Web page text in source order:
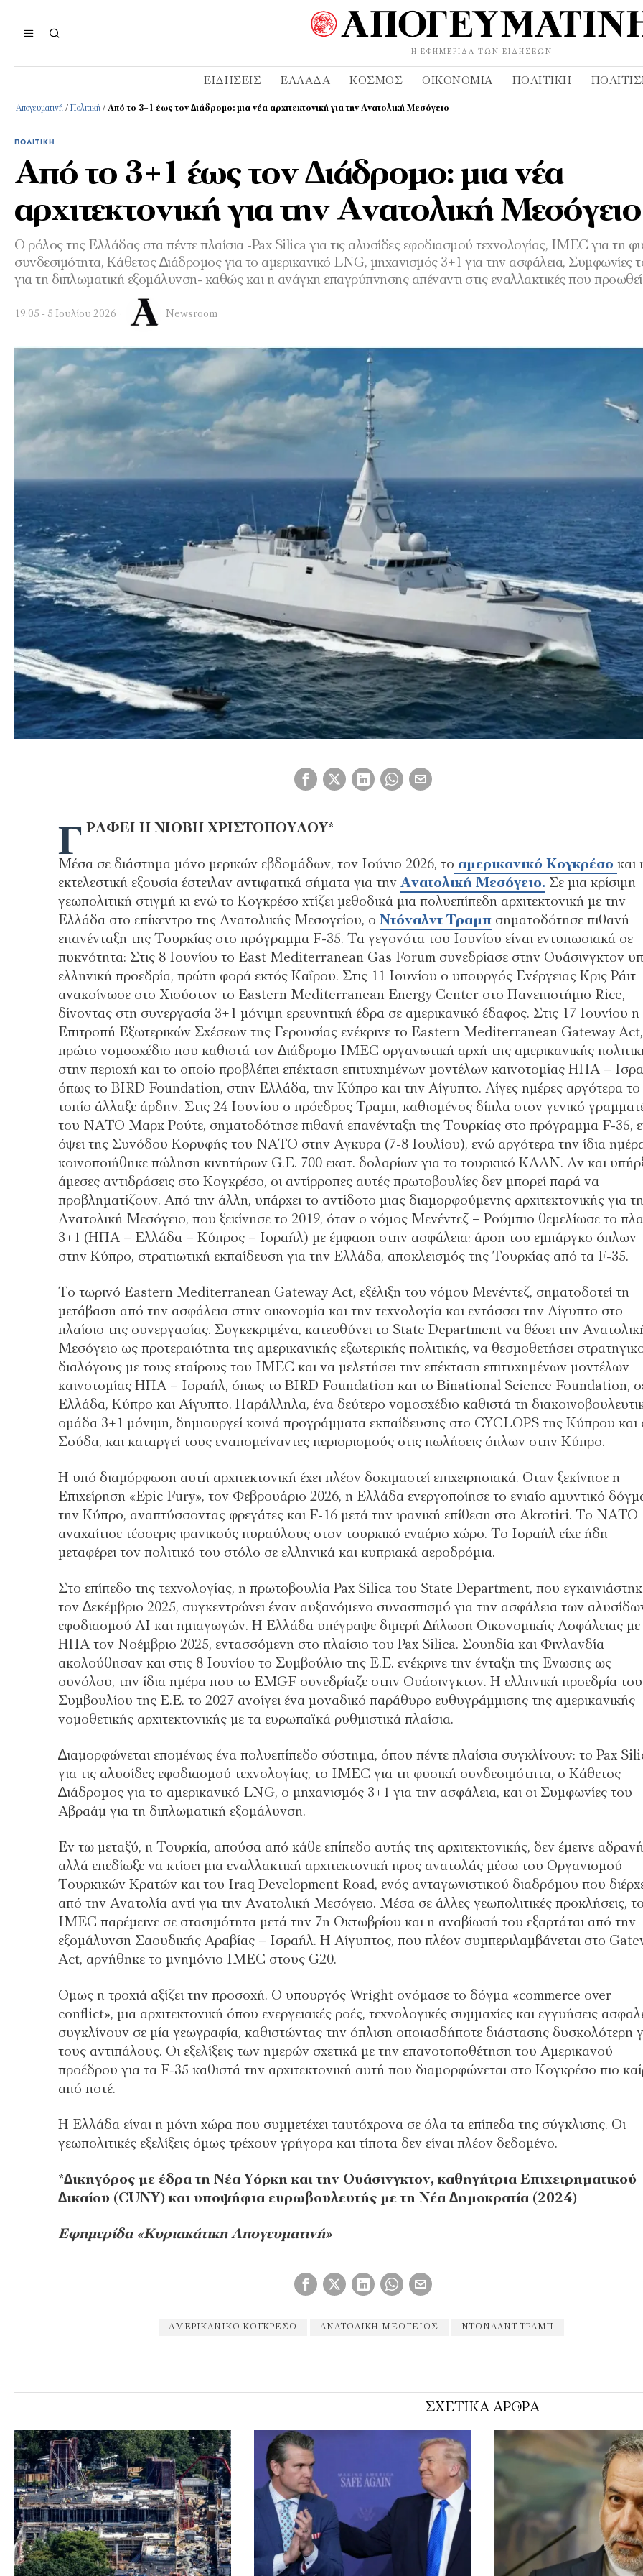
Η ΕΦΗΜΕΡΊΔΑ ΤΩΝ ΕΙΔΉΣΕΩΝ
ΕΙΔΉΣΕΙΣ ΕΛΛΆΔΑ ΚΌΣΜΟΣ ΟΙΚΟΝΟΜΊΑ ΠΟΛΙΤΙΚΉ
Απογευματινή / Πολιτική / Από το 3+1 έως τον ∆ιάδροµο: µια νέα αρχιτεκτονική για την Ανατολική Μεσόγειο
ΠΟΛΙΤΙΚΉ
Από το 3+1 έως τον ∆ιάδροµο: µια νέα
αρχιτεκτονική για την Ανατολική Μεσόγειο
Ο ρόλος της Ελλάδας στα πέντε πλαίσια -Pax Silica για τις αλυσίδες εφοδιασµού τεχνολογίας, IMEC για τη
συνδεσιµότητα, Κάθετος ∆ιάδροµος για το αµερικανικό LNG, µηχανισµός 3+1 για την ασφάλεια, Συµφωνίες
για τη διπλωµατική εξοµάλυνση- καθώς και η ανάγκη επαγρύπνησης απέναντι στις εναλλακτικές που
19:05 - 5 Ιουλίου 2026 Newsroom
Γ ΡΑΦΕΙ H ΝΙΟΒΗ ΧΡΙΣΤΟΠΟΥΛΟΥ*
Μέσα σε διάστηµα µόνο µερικών εβδοµάδων, τον Ιούνιο 2026, το αµερικανικό Κογκρέσο και
εκτελεστική εξουσία έστειλαν αντιφατικά σήµατα για την Ανατολική Μεσόγειο. Σε µια κρίσιµη
γεωπολιτική στιγµή κι ενώ το Κογκρέσο χτίζει µεθοδικά µια πολυεπίπεδη αρχιτεκτονική µε την
Ελλάδα στο επίκεντρο της Ανατολικής Μεσογείου, ο Ντόναλντ Τραµπσηµατοδότησε πιθανή
επανένταξη της Τουρκίας στο πρόγραµµα F-35. Τα γεγονότα του Ιουνίου είναι εντυπωσιακά σε
πυκνότητα: Στις 8 Ιουνίου το East Mediterranean Gas Forum συνεδρίασε στην Ουάσινγκτον
ελληνική προεδρία, πρώτη φορά εκτός Καΐρου. Στις 11 Ιουνίου ο υπουργός Ενέργειας Κρις Ράιτ
ανακοίνωσε στο Χιούστον το Eastern Mediterranean Energy Center στο Πανεπιστήµιο Rice,
δίνοντας στη συνεργασία 3+1 µόνιµη ερευνητική έδρα σε αµερικανικό έδαφος. Στις 17 Ιουνίου η
Επιτροπή Εξωτερικών Σχέσεων της Γερουσίας ενέκρινε το Eastern Mediterranean Gateway
πρώτο νοµοσχέδιο που καθιστά τον ∆ιάδροµο IMEC οργανωτική αρχή της αµερικανικής
στην περιοχή και το οποίο προβλέπει επέκταση επιτυχηµένων µοντέλων καινοτοµίας ΗΠΑ –
όπως το BIRD Foundation, στην Ελλάδα, την Κύπρο και την Αίγυπτο. Λίγες ηµέρες αργότερα το
τοπίο άλλαξε άρδην. Στις 24 Ιουνίου ο πρόεδρος Τραµπ, καθισµένος δίπλα στον γενικό
του ΝΑΤΟ Μαρκ Ρούτε, σηµατοδότησε πιθανή επανένταξη της Τουρκίας στο πρόγραµµα F-35,
όψει της Συνόδου Κορυφής του ΝΑΤΟ στην Αγκυρα (7-8 Ιουλίου), ενώ αργότερα την ίδια
κοινοποιήθηκε πώληση κινητήρων G.E. 700 εκατ. δολαρίων για το τουρκικό KAAN. Αν και
άµεσες αντιδράσεις στο Κογκρέσο, οι αντίρροπες αυτές πρωτοβουλίες δεν µπορεί παρά να
προβληµατίζουν. Από την άλλη, υπάρχει το αντίδοτο µιας διαµορφούµενης αρχιτεκτονικής για
Ανατολική Μεσόγειο, που ξεκίνησε το 2019, όταν ο νόµος Μενέντεζ – Ρούµπιο θεµελίωσε το
3+1 (ΗΠΑ – Ελλάδα – Κύπρος – Ισραήλ) µε έµφαση στην ασφάλεια: άρση του εµπάργκο όπλων
στην Κύπρο, στρατιωτική εκπαίδευση για την Ελλάδα, αποκλεισµός της Τουρκίας από τα F-35.
Το τωρινό Eastern Mediterranean Gateway Act, εξέλιξη του νόµου Μενέντεζ, σηµατοδοτεί τη
µετάβαση από την ασφάλεια στην οικονοµία και την τεχνολογία και εντάσσει την Αίγυπτο στο
πλαίσιο της συνεργασίας. Συγκεκριµένα, κατευθύνει το State Department να θέσει την
Μεσόγειο ως προτεραιότητα της αµερικανικής εξωτερικής πολιτικής, να θεσµοθετήσει
διαλόγους µε τους εταίρους του IMEC και να µελετήσει την επέκταση επιτυχηµένων µοντέλων
καινοτοµίας ΗΠΑ – Ισραήλ, όπως το BIRD Foundation και το Binational Science Foundation,
Ελλάδα, Κύπρο και Αίγυπτο. Παράλληλα, ένα δεύτερο νοµοσχέδιο καθιστά τη
οµάδα 3+1 µόνιµη, δηµιουργεί κοινά προγράµµατα εκπαίδευσης στο CYCLOPS της Κύπρου και
Σούδα, και καταργεί τους εναποµείναντες περιορισµούς στις πωλήσεις όπλων στην Κύπρο.
Η υπό διαµόρφωση αυτή αρχιτεκτονική έχει πλέον δοκιµαστεί επιχειρησιακά. Οταν ξεκίνησε η
Επιχείρηση «Epic Fury», τον Φεβρουάριο 2026, η Ελλάδα ενεργοποίησε το ενιαίο αµυντικό
την Κύπρο, αναπτύσσοντας φρεγάτες και F-16 µετά την ιρανική επίθεση στο Akrotiri. Το ΝΑΤΟ
αναχαίτισε τέσσερις ιρανικούς πυραύλους στον τουρκικό εναέριο χώρο. Το Ισραήλ είχε ήδη
µεταφέρει τον πολιτικό του στόλο σε ελληνικά και κυπριακά αεροδρόµια.
Στο επίπεδο της τεχνολογίας, η πρωτοβουλία Pax Silica του State Department, που
τον ∆εκέµβριο 2025, συγκεντρώνει έναν αυξανόµενο συνασπισµό για την ασφάλεια των
εφοδιασµού AI και ηµιαγωγών. Η Ελλάδα υπέγραψε διµερή ∆ήλωση Οικονοµικής Ασφάλειας µε
ΗΠΑ τον Νοέµβριο 2025, εντασσόµενη στο πλαίσιο του Pax Silica. Σουηδία και Φινλανδία
ακολούθησαν και στις 8 Ιουνίου το Συµβούλιο της Ε.Ε. ενέκρινε την ένταξη της Ενωσης ως
συνόλου, την ίδια ηµέρα που το EMGF συνεδρίαζε στην Ουάσινγκτον. Η ελληνική προεδρία του
Συµβουλίου της Ε.Ε. το 2027 ανοίγει ένα µοναδικό παράθυρο ευθυγράµµισης της αµερικανικής
νοµοθετικής αρχιτεκτονικής µε τα ευρωπαϊκά ρυθµιστικά πλαίσια.
∆ιαµορφώνεται εποµένως ένα πολυεπίπεδο σύστηµα, όπου πέντε πλαίσια συγκλίνουν: το Pax
για τις αλυσίδες εφοδιασµού τεχνολογίας, το IMEC για τη φυσική συνδεσιµότητα, ο Κάθετος
∆ιάδροµος για το αµερικανικό LNG, ο µηχανισµός 3+1 για την ασφάλεια, και οι Συµφωνίες του
Αβραάµ για τη διπλωµατική εξοµάλυνση.
Εν τω µεταξύ, η Τουρκία, απούσα από κάθε επίπεδο αυτής της αρχιτεκτονικής, δεν έµεινε
αλλά επεδίωξε να κτίσει µια εναλλακτική αρχιτεκτονική προς ανατολάς µέσω του Οργανισµού
Τουρκικών Κρατών και του Iraq Development Road, ενός ανταγωνιστικού διαδρόµου που
από την Ανατολία αντί για την Ανατολική Μεσόγειο. Μέσα σε άλλες γεωπολιτικές προκλήσεις, το
IMEC παρέµεινε σε στασιµότητα µετά την 7η Οκτωβρίου και η αναβίωσή του εξαρτάται από την
εξοµάλυνση Σαουδικής Αραβίας – Ισραήλ. Η Αίγυπτος, που πλέον συµπεριλαµβάνεται στο
Act, αρνήθηκε το µνηµόνιο IMEC στους G20.
Οµως η τροχιά αξίζει την προσοχή. Ο υπουργός Wright ονόµασε το δόγµα «commerce over
conflict», µια αρχιτεκτονική όπου ενεργειακές ροές, τεχνολογικές συµµαχίες και εγγυήσεις
συγκλίνουν σε µία γεωγραφία, καθιστώντας την όπλιση οποιασδήποτε διάστασης δυσκολότερη
τους αντιπάλους. Οι εξελίξεις των ηµερών σχετικά µε την επανοτοποθέτηση του Αµερικανού
προέδρου για τα F-35 καθιστά την αρχιτεκτονική αυτή που διαµορφώνεται στο Κογκρέσο πιο
από ποτέ.
Η Ελλάδα είναι η µόνη χώρα που συµµετέχει ταυτόχρονα σε όλα τα επίπεδα της σύγκλισης. Οι
γεωπολιτικές εξελίξεις όµως τρέχουν γρήγορα και τίποτα δεν είναι πλέον δεδοµένο.
*∆ικηγόρος µε έδρα τη Νέα Υόρκη και την Ουάσινγκτον, καθηγήτρια Επιχειρηµατικού
∆ικαίου (CUNY) και υποψήφια ευρωβουλευτής µε τη Νέα ∆ηµοκρατία (2024)
Εφημερίδα «Κυριακάτικη Απογευματινή»
ΑΜΕΡΙΚΑΝΙΚΌ ΚΟΓΚΡΈΣΟ ΑΝΑΤΟΛΙΚΗ ΜΕΟΓΕΙΟΣ ΝΤΌΝΑΛΝΤ ΤΡΑΜΠ
ΣΧΕΤΙΚΑ ΑΡΘΡΑ